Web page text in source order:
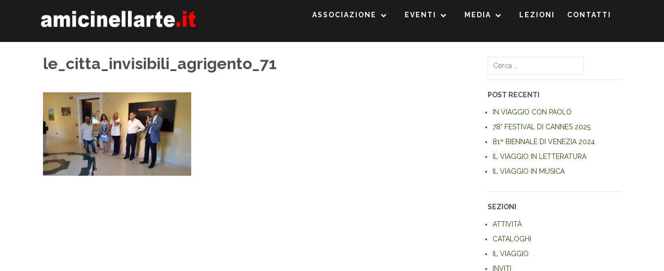
ASSOCIAZIONE EVENTI MEDIA LEZIONI CONTATTI
le_citta_invisibili_agrigento_71
Ricerca
POST RECENTI
IN VIAGGIO CON PAOLO
78° FESTIVAL DI CANNES 2025
81ª BIENNALE DI VENEZIA 2024
IL VIAGGIO IN LETTERATURA
IL VIAGGIO IN MUSICA
SEZIONI
ATTIVITÀ
CATALOGHI
IL VIAGGIO
INVITI